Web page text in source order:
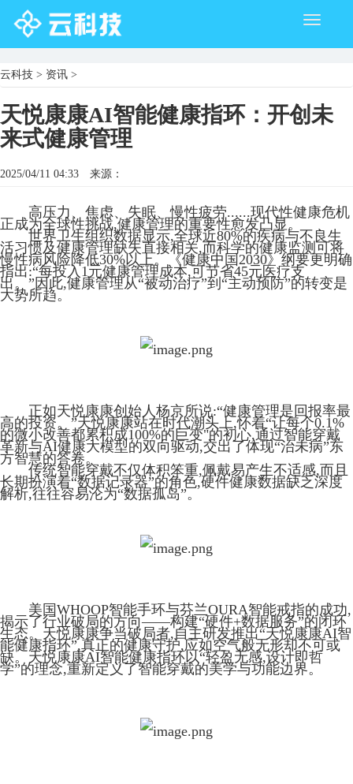
Toggle
云科技 > 资讯 >
天悦康康AI智能健康指环：开创未
来式健康管理
2025/04/11 04:33 来源：
高压力、焦虑、失眠、慢性疲劳......现代性健康危机
正成为全球性挑战,健康管理的重要性愈发凸显。
世界卫生组织数据显示,全球近80%的疾病与不良生
活习惯及健康管理缺失直接相关,而科学的健康监测可将
慢性病风险降低30%以上。《健康中国2030》纲要更明确
指出:“每投入1元健康管理成本,可节省45元医疗支
出。”因此,健康管理从“被动治疗”到“主动预防”的转变是
大势所趋。
正如天悦康康创始人杨京所说:“健康管理是回报率最
高的投资。”天悦康康站在时代潮头上,怀着“让每个0.1%
的微小改善都累积成100%的巨变"的初心,通过智能穿戴
革新与AI健康大模型的双向驱动,交出了体现“治未病”东
方智慧的答卷。
传统智能穿戴不仅体积笨重,佩戴易产生不适感,而且
长期扮演着“数据记录器”的角色,硬件健康数据缺乏深度
解析,往往容易沦为“数据孤岛”。
美国WHOOP智能手环与芬兰OURA智能戒指的成功,
揭示了行业破局的方向——构建“硬件+数据服务”的闭环
生态。天悦康康争当破局者,自主研发推出“天悦康康AI智
能健康指环”,真正的健康守护,应如空气般无形却不可或
缺。天悦康康AI智能健康指环以“轻盈无感,设计即哲
学”的理念,重新定义了智能穿戴的美学与功能边界。